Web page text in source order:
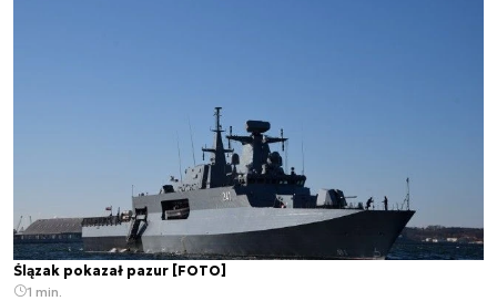
Ślązak pokazał pazur [FOTO]
1 min.